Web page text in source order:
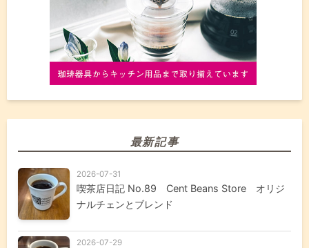
最新記事
2026-07-31
喫茶店日記 No.89 Cent Beans Store オリジ
ナルチェンとブレンド
2026-07-29